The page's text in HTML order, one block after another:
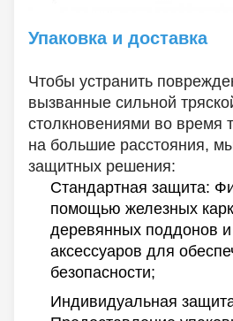
Упаковка и доставка
Чтобы устранить
вызванные сильной
столкновениями во время
на большие расстояния,
защитных решения:
Стандартная защита:
помощью железных
деревянных поддонов и
аксессуаров для
безопасности;
Индивидуальная